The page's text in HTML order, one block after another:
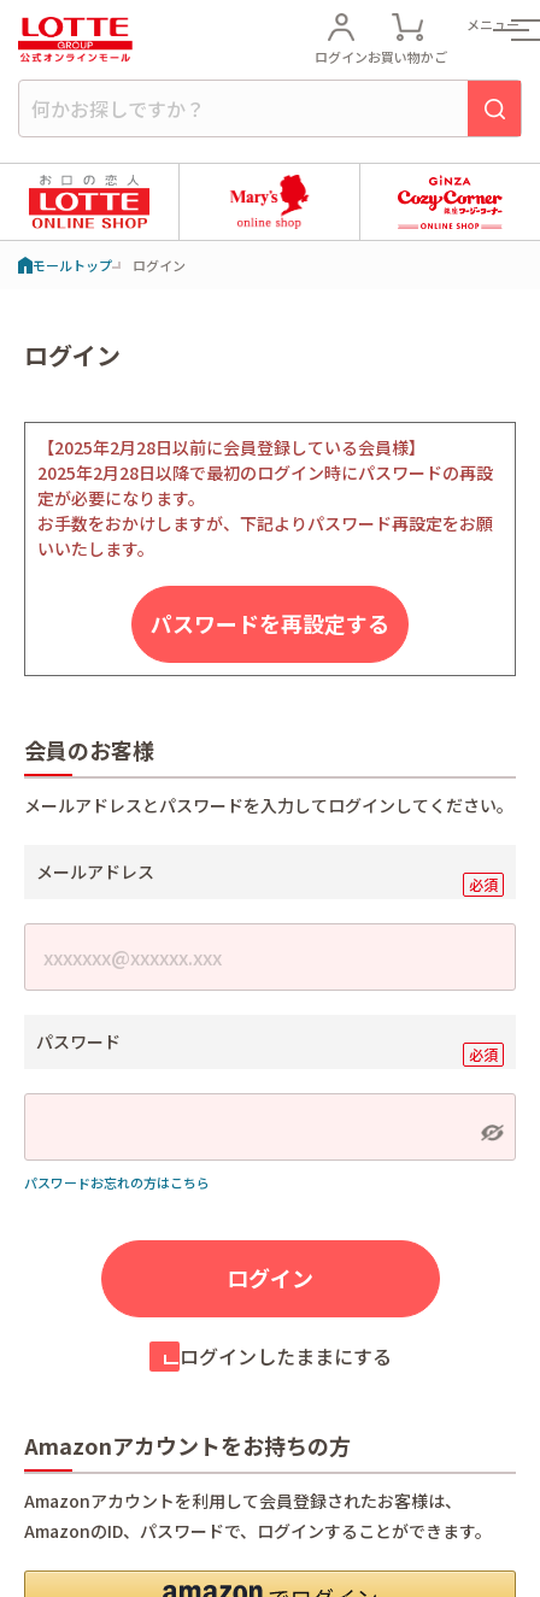
ログインお買い物かご
メニュー
モールトップ ログイン
ログイン
【2025年2月28日以前に会員登録している会員様】
2025年2月28日以降で最初のログイン時にパスワードの再設
定が必要になります。
お手数をおかけしますが、下記よりパスワード再設定をお願
いいたします。
パスワードを再設定する
会員のお客様
メールアドレスとパスワードを入力してログインしてください。
メールアドレス
パスワード
パスワードお忘れの方はこちら
ログインしたままにする
Amazonアカウントをお持ちの方
Amazonアカウントを利用して会員登録されたお客様は、
AmazonのID、パスワードで、ログインすることができます。